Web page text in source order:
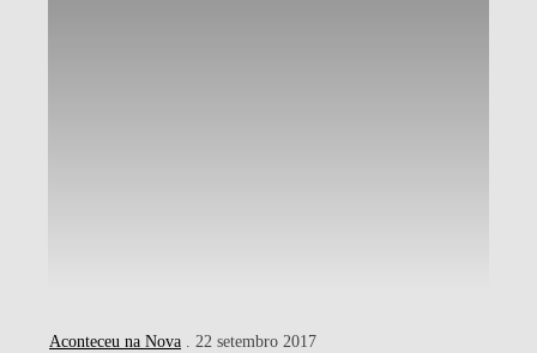
Aconteceu na Nova . 22 setembro 2017